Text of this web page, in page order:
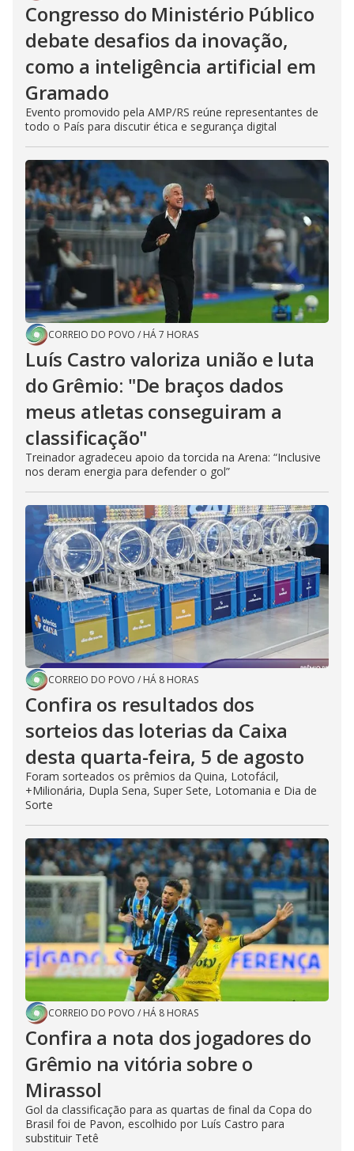
Congresso do Ministério Público
debate desafios da inovação,
como a inteligência artificial em
Gramado
Evento promovido pela AMP/RS reúne representantes de
todo o País para discutir ética e segurança digital
CORREIO DO POVO / HÁ 7 HORAS
Luís Castro valoriza união e luta
do Grêmio: "De braços dados
meus atletas conseguiram a
classificação"
Treinador agradeceu apoio da torcida na Arena: “Inclusive
nos deram energia para defender o gol”
CORREIO DO POVO / HÁ 8 HORAS
Confira os resultados dos
sorteios das loterias da Caixa
desta quarta-feira, 5 de agosto
Foram sorteados os prêmios da Quina, Lotofácil,
+Milionária, Dupla Sena, Super Sete, Lotomania e Dia de
Sorte
CORREIO DO POVO / HÁ 8 HORAS
Confira a nota dos jogadores do
Grêmio na vitória sobre o
Mirassol
Gol da classificação para as quartas de final da Copa do
Brasil foi de Pavon, escolhido por Luís Castro para
substituir Tetê